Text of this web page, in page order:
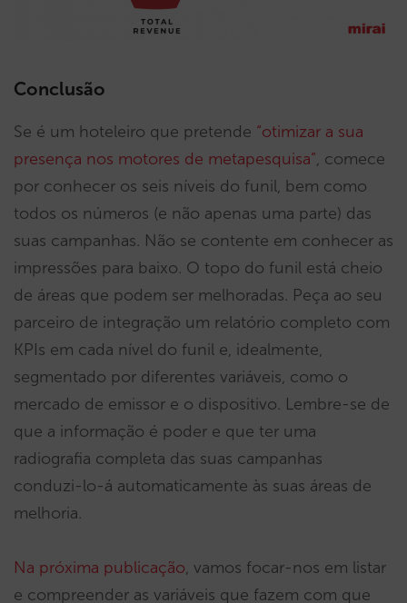
Conclusão
Se é um hoteleiro que pretende “otimizar a sua
presença nos motores de metapesquisa”, comece
por conhecer os seis níveis do funil, bem como
todos os números (e não apenas uma parte) das
suas campanhas. Não se contente em conhecer as
impressões para baixo. O topo do funil está cheio
de áreas que podem ser melhoradas. Peça ao seu
parceiro de integração um relatório completo com
KPIs em cada nível do funil e, idealmente,
segmentado por diferentes variáveis, como o
mercado de emissor e o dispositivo. Lembre-se de
que a informação é poder e que ter uma
radiografia completa das suas campanhas
conduzi-lo-á automaticamente às suas áreas de
melhoria.
Na próxima publicação, vamos focar-nos em listar
e compreender as variáveis que fazem com que